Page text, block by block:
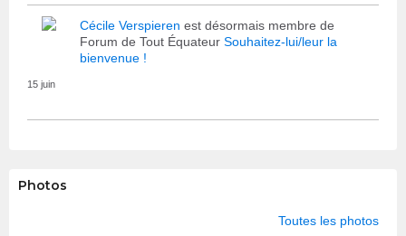
Cécile Verspieren est désormais membre de
Forum de Tout Équateur Souhaitez-lui/leur la
bienvenue !
15 juin
Photos
Toutes les photos